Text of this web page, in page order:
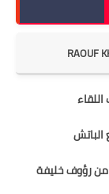
RAOUF
من رؤوف خليفة